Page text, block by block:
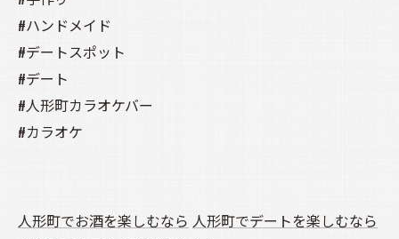
#ハンドメイド
#デートスポット
#デート
#人形町カラオケバー
#カラオケ
人形町でお酒を楽しむなら 人形町でデートを楽しむなら